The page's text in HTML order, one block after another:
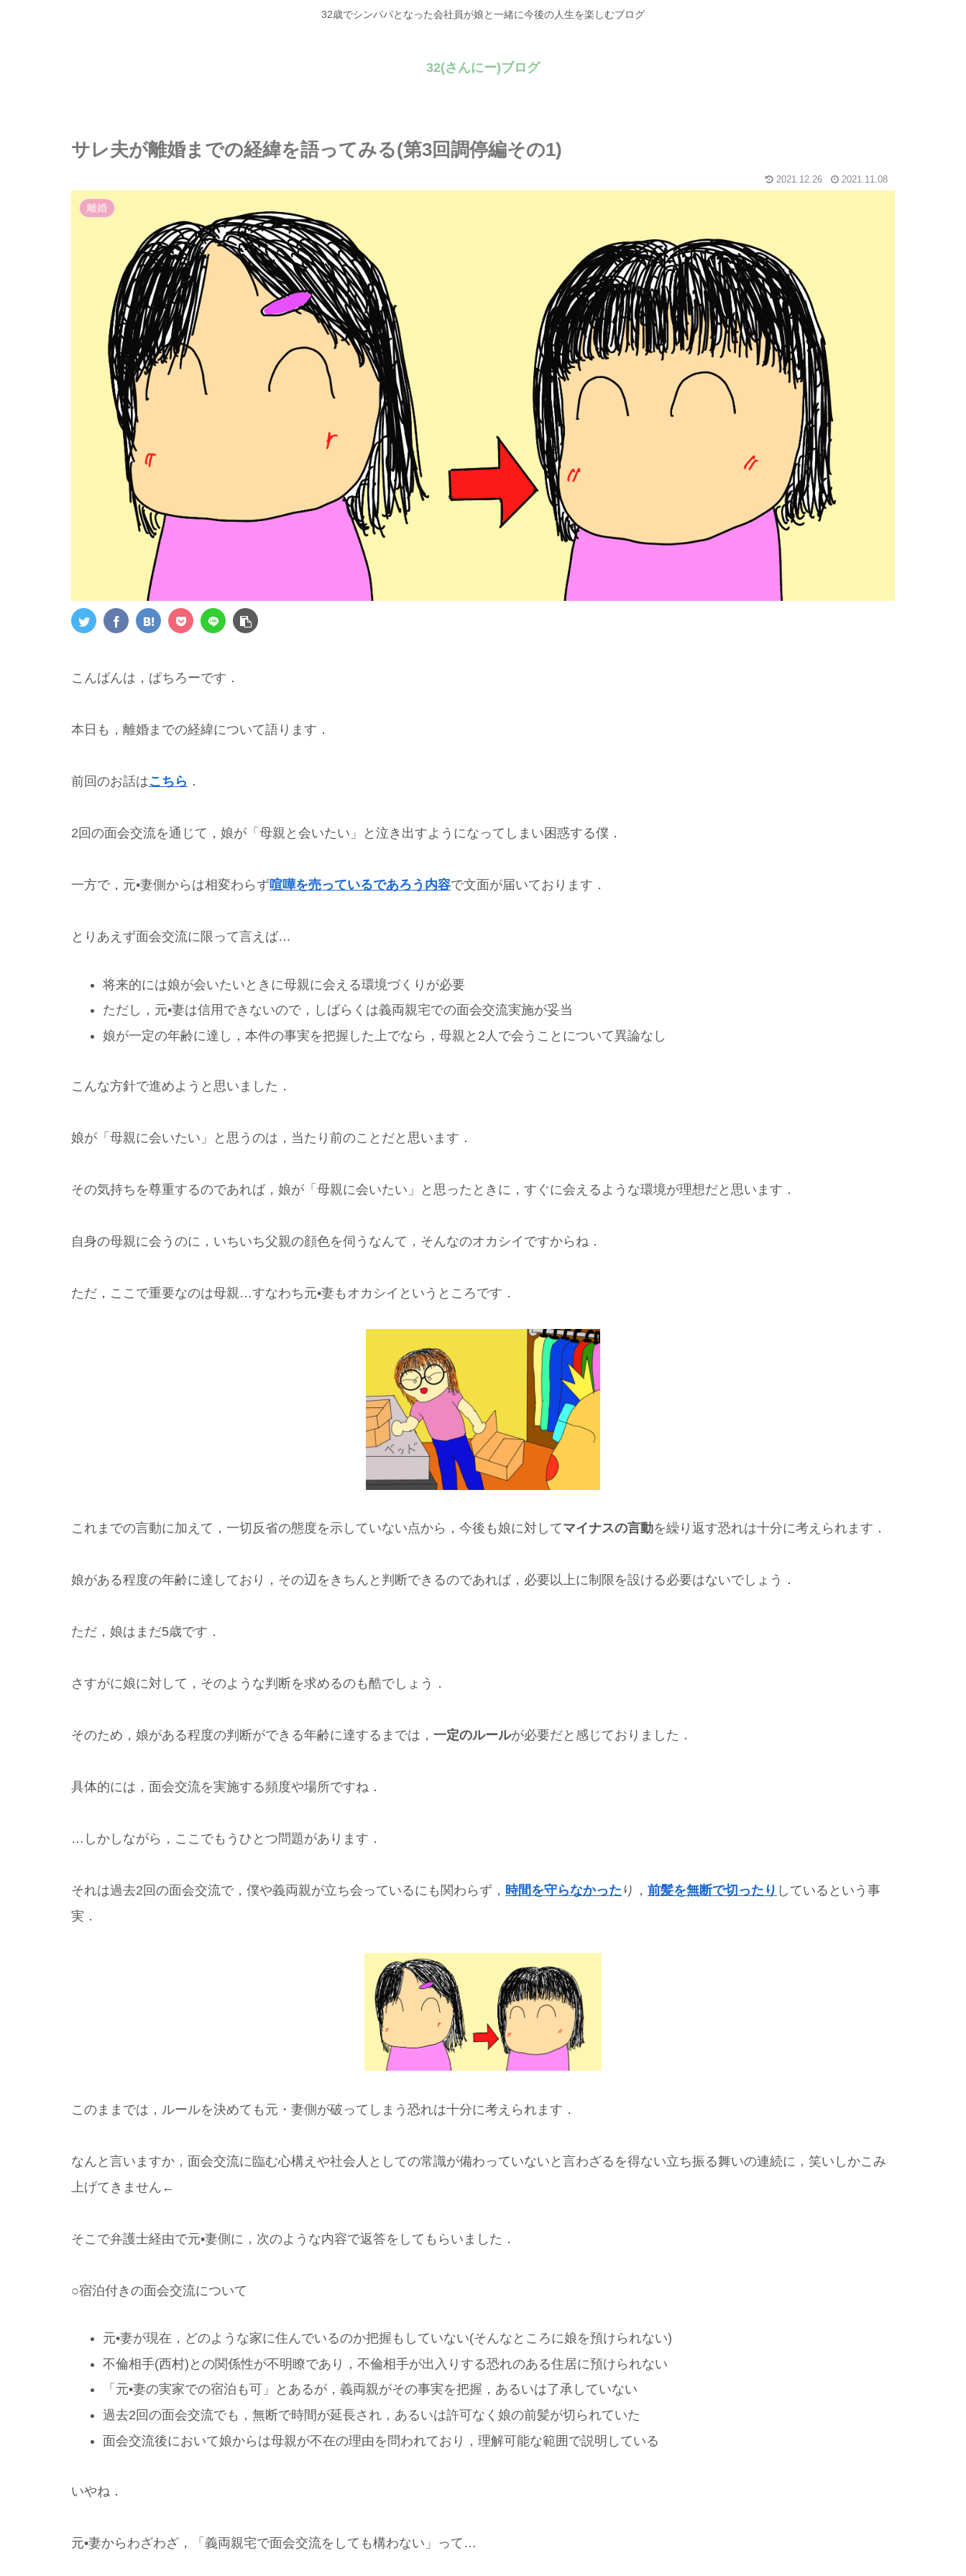
32歳でシンパパとなった会社員が娘と一緒に今後の人生を楽しむブログ
32(さんにー)ブログ
サレ夫が離婚までの経緯を語ってみる(第3回調停編その1)
2021.12.26 2021.11.08
離婚
こんばんは，ぱちろーです．
本日も，離婚までの経緯について語ります．
前回のお話はこちら ．
2回の面会交流を通じて，娘が「母親と会いたい」と泣き出すようになってしまい困惑する僕．
一方で，元•妻側からは相変わらず喧嘩を売っているであろう内容で文面が届いております．
とりあえず面会交流に限って言えば…
将来的には娘が会いたいときに母親に会える環境づくりが必要
ただし，元•妻は信用できないので，しばらくは義両親宅での面会交流実施が妥当
娘が一定の年齢に達し，本件の事実を把握した上でなら，母親と2人で会うことについて異論なし
こんな方針で進めようと思いました．
娘が「母親に会いたい」と思うのは，当たり前のことだと思います．
その気持ちを尊重するのであれば，娘が「母親に会いたい」と思ったときに，すぐに会えるような環境が理想だと思います．
自身の母親に会うのに，いちいち父親の顔色を伺うなんて，そんなのオカシイですからね．
ただ，ここで重要なのは母親…すなわち元•妻もオカシイというところです．
これまでの言動に加えて，一切反省の態度を示していない点から，今後も娘に対してマイナスの言動を繰り返す恐れは十分に考えられます．
娘がある程度の年齢に達しており，その辺をきちんと判断できるのであれば，必要以上に制限を設ける必要はないでしょう．
ただ，娘はまだ5歳です．
さすがに娘に対して，そのような判断を求めるのも酷でしょう．
そのため，娘がある程度の判断ができる年齢に達するまでは， 一定のルールが必要だと感じておりました．
具体的には，面会交流を実施する頻度や場所ですね．
…しかしながら，ここでもうひとつ問題があります．
それは過去2回の面会交流で，僕や義両親が立ち会っているにも関わらず， 時間を守らなかった り， 前髪を無断で切ったり しているという事
実．
このままでは，ルールを決めても元・妻側が破ってしまう恐れは十分に考えられます．
なんと言いますか，面会交流に臨む心構えや社会人としての常識が備わっていないと言わざるを得ない立ち振る舞いの連続に，笑いしかこみ
上げてきません←
そこで弁護士経由で元•妻側に，次のような内容で返答をしてもらいました．
○宿泊付きの面会交流について
元•妻が現在，どのような家に住んでいるのか把握もしていない(そんなところに娘を預けられない)
不倫相手(西村)との関係性が不明瞭であり，不倫相手が出入りする恐れのある住居に預けられない
「元•妻の実家での宿泊も可」とあるが，義両親がその事実を把握，あるいは了承していない
過去2回の面会交流でも，無断で時間が延長され，あるいは許可なく娘の前髪が切られていた
面会交流後において娘からは母親が不在の理由を問われており，理解可能な範囲で説明している
いやね．
元•妻からわざわざ，「義両親宅で面会交流をしても構わない」って…